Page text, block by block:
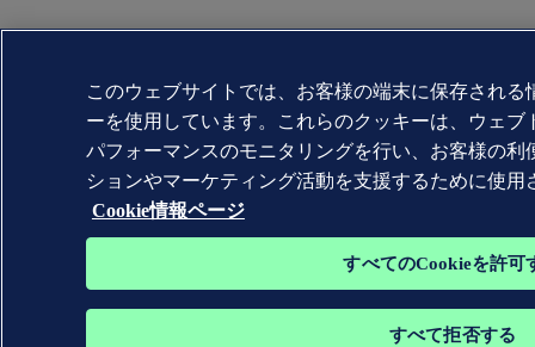
このウェブサイトでは、お客様の端末に保存され
ーを使用しています。これらのクッキーは、ウェブ
パフォーマンスのモニタリングを行い、お客様の利
ションやマーケティング活動を支援するために使用
Cookie情報ページ
すべてのCookieを許可
すべて拒否する